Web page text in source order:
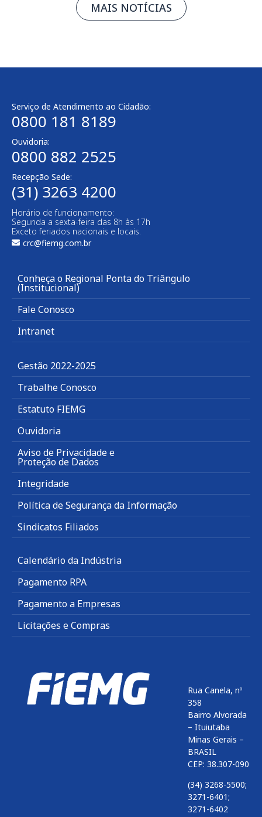
MAIS NOTÍCIAS
Serviço de Atendimento ao Cidadão:
0800 181 8189
Ouvidoria:
0800 882 2525
Recepção Sede:
(31) 3263 4200
Horário de funcionamento:
Segunda a sexta-feira das 8h às 17h
Exceto feriados nacionais e locais.
crc@fiemg.com.br
Conheça o Regional Ponta do Triângulo
(Institucional)
Fale Conosco
Intranet
Gestão 2022-2025
Trabalhe Conosco
Estatuto FIEMG
Ouvidoria
Aviso de Privacidade e
Proteção de Dados
Integridade
Política de Segurança da Informação
Sindicatos Filiados
Calendário da Indústria
Pagamento RPA
Pagamento a Empresas
Licitações e Compras
Rua Canela, nº
358
Bairro Alvorada
– Ituiutaba
Minas Gerais –
BRASIL
CEP: 38.307-090
(34) 3268-5500;
3271-6401;
3271-6402